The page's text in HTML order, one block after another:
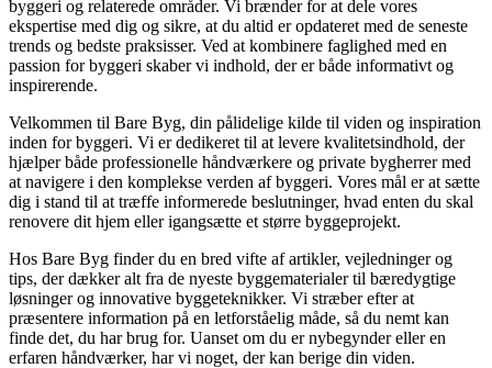
byggeri og relaterede områder. Vi brænder for at dele vores
ekspertise med dig og sikre, at du altid er opdateret med de seneste
trends og bedste praksisser. Ved at kombinere faglighed med en
passion for byggeri skaber vi indhold, der er både informativt og
inspirerende.
Velkommen til Bare Byg, din pålidelige kilde til viden og inspiration
inden for byggeri. Vi er dedikeret til at levere kvalitetsindhold, der
hjælper både professionelle håndværkere og private bygherrer med
at navigere i den komplekse verden af byggeri. Vores mål er at sætte
dig i stand til at træffe informerede beslutninger, hvad enten du skal
renovere dit hjem eller igangsætte et større byggeprojekt.
Hos Bare Byg finder du en bred vifte af artikler, vejledninger og
tips, der dækker alt fra de nyeste byggematerialer til bæredygtige
løsninger og innovative byggeteknikker. Vi stræber efter at
præsentere information på en letforståelig måde, så du nemt kan
finde det, du har brug for. Uanset om du er nybegynder eller en
erfaren håndværker, har vi noget, der kan berige din viden.